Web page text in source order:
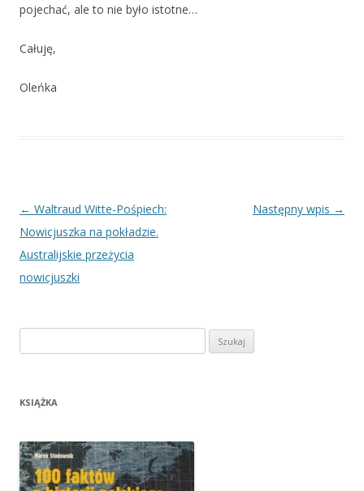
pojechać, ale to nie było istotne…
Całuję,
Oleńka
Nawigacja
wpisu
← Waltraud Witte-Pośpiech:
Nowicjuszka na pokładzie.
Australijskie przeżycia
nowicjuszki
Następny wpis →
KSIĄŻKA